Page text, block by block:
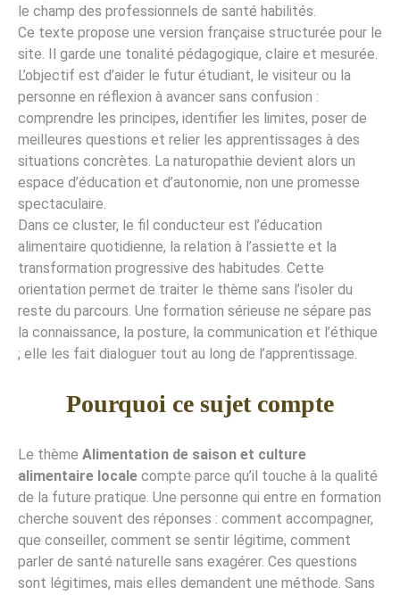
le champ des professionnels de santé habilités.
Ce texte propose une version française structurée pour le
site. Il garde une tonalité pédagogique, claire et mesurée.
L’objectif est d’aider le futur étudiant, le visiteur ou la
personne en réflexion à avancer sans confusion :
comprendre les principes, identifier les limites, poser de
meilleures questions et relier les apprentissages à des
situations concrètes. La naturopathie devient alors un
espace d’éducation et d’autonomie, non une promesse
spectaculaire.
Dans ce cluster, le fil conducteur est l’éducation
alimentaire quotidienne, la relation à l’assiette et la
transformation progressive des habitudes. Cette
orientation permet de traiter le thème sans l’isoler du
reste du parcours. Une formation sérieuse ne sépare pas
la connaissance, la posture, la communication et l’éthique
; elle les fait dialoguer tout au long de l’apprentissage.
Pourquoi ce sujet compte
Le thème Alimentation de saison et culture
alimentaire locale compte parce qu’il touche à la qualité
de la future pratique. Une personne qui entre en formation
cherche souvent des réponses : comment accompagner,
que conseiller, comment se sentir légitime, comment
parler de santé naturelle sans exagérer. Ces questions
sont légitimes, mais elles demandent une méthode. Sans